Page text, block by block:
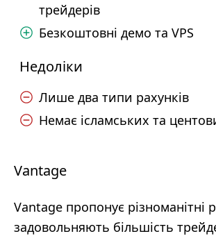
трейдерів
Безкоштовні демо та VPS
Недоліки
Лише два типи рахунків
Немає ісламських та
Vantage
Vantage пропонує різноманітні
задовольняють більшість